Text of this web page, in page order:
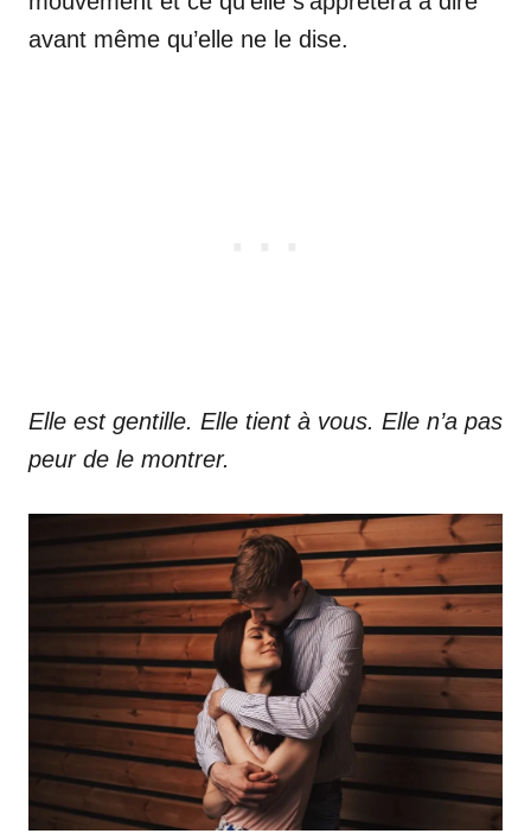
avant même qu’elle ne le dise.
Elle est gentille. Elle tient à vous. Elle n’a pas
peur de le montrer.